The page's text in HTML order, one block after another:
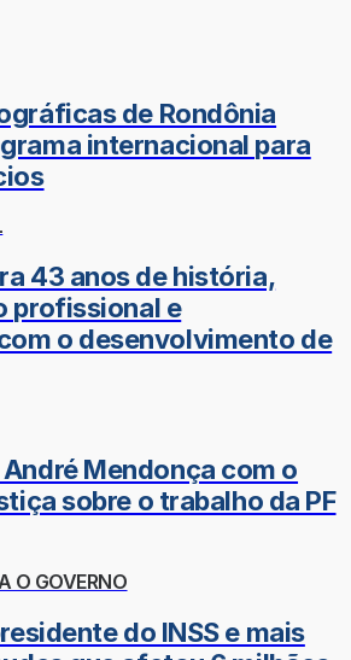
de Rondônia
internacional para
43 anos de história,
profissional e
o desenvolvimento de
Mendonça com o
sobre o trabalho da PF
O GOVERNO
do INSS e mais